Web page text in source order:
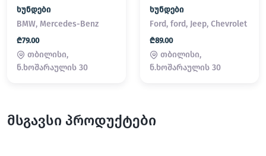
ხუნდები
BMW, Mercedes-Benz
₾79.00
თბილისი,
ნ.ხოშარაულის 30
ხუნდები
Ford, ford, Jeep, Chevrolet
₾89.00
თბილისი,
ნ.ხოშარაულის 30
მსგავსი პროდუქტები